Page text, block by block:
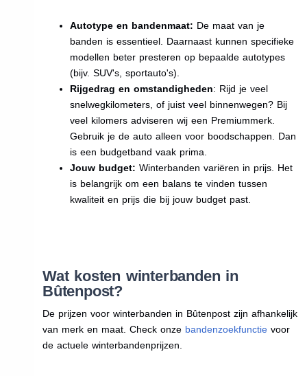
Autotype en bandenmaat: De maat van je
banden is essentieel. Daarnaast kunnen specifieke
modellen beter presteren op bepaalde autotypes
(bijv. SUV's, sportauto's).
Rijgedrag en omstandigheden: Rijd je veel
snelwegkilometers, of juist veel binnenwegen? Bij
veel kilomers adviseren wij een Premiummerk.
Gebruik je de auto alleen voor boodschappen. Dan
is een budgetband vaak prima.
Jouw budget: Winterbanden variëren in prijs. Het
is belangrijk om een balans te vinden tussen
kwaliteit en prijs die bij jouw budget past.
Wat kosten winterbanden in
Bûtenpost?
De prijzen voor winterbanden in Bûtenpost zijn afhankelijk
van merk en maat. Check onze bandenzoekfunctievoor
de actuele winterbandenprijzen.